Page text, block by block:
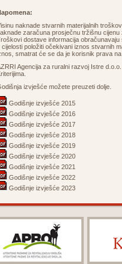
naknade stvarnih materijalnih
zaračuna prosječnu tržišnu
dostave informacija
cijelosti položiti očekivani iznos stvarnih
smatrat će se da je korisnik prava
Agencija za ruralni razvoj Istre
izvješće možete preuzeti dolje.
Godišnje izvješće 2015
Godišnje izvješće 2016
Godišnje izvješće 2017
Godišnje izvješće 2018
Godišnje izvješće 2019
Godišnje izvješće 2020
Godišnje izvješće 2021
Godišnje izvješće 2022
Godišnje izvješće 2023